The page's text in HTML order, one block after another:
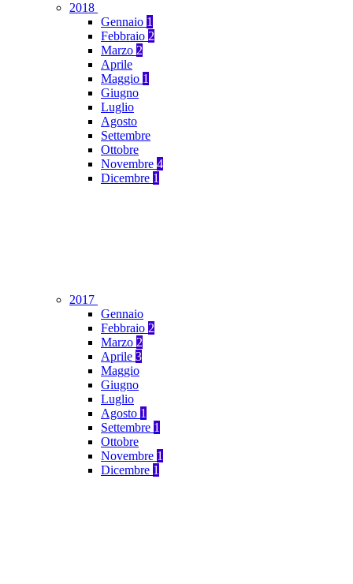
2018
Gennaio 1
Febbraio 2
Marzo 2
Aprile
Maggio 1
Giugno
Luglio
Agosto
Settembre
Ottobre
Novembre 4
Dicembre 1
2017
Gennaio
Febbraio 2
Marzo 2
Aprile 3
Maggio
Giugno
Luglio
Agosto 1
Settembre 1
Ottobre
Novembre 1
Dicembre 1